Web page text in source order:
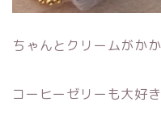
ちゃんとクリームがか
コーヒーゼリーも大